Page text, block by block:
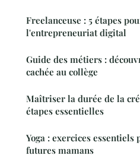
Freelanceuse : 5 étapes
l'entrepreneuriat digital
Guide des métiers :
cachée au collège
Maîtriser la durée de la
étapes essentielles
Yoga : exercices
futures mamans